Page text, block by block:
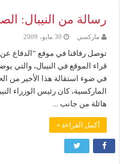
رسالة من النيبال:
ماركسي 30 مايو، 2009
توصل رفاقنا في موقع “الدفاع عن
قراء الموقع في النيبال، والتي
في ضوء استقالة هذا الأخير من
الماركسية، كان رئيس الوزراء
هائلة من جانب ...
أكمل القراءة »